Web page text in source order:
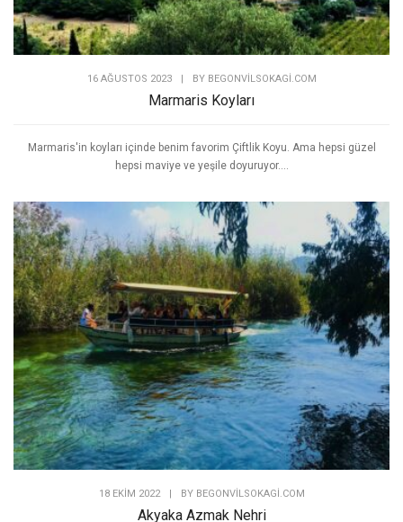
RELATED POSTS
16 AĞUSTOS 2023 | BYBEGONVILSOKAGI.COM
Marmaris Koyları
Marmaris'in koyları içinde benim favorim Çiftlik Koyu. Ama hepsi güzel
hepsi maviye ve yeşile doyuruyor....